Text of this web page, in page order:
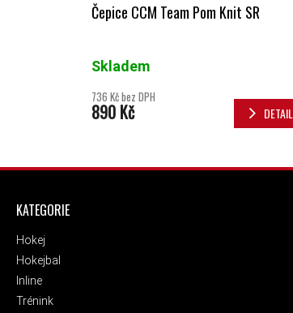
Čepice CCM Team Pom Knit SR
Skladem
736 Kč bez DPH
890 Kč DETAIL
ZÁPATÍ
KATEGORIE
Hokej
Hokejbal
Inline
Trénink